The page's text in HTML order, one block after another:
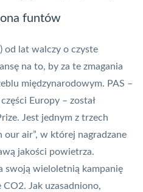
funtów
od lat walczy o czyste
na to, by za te zmagania
międzynarodowym. PAS –
Europy – został
Jest jednym z trzech
air”, w której nagradzane
jakości powietrza.
swoją wieloletnią kampanię
Jak uzasadniono,